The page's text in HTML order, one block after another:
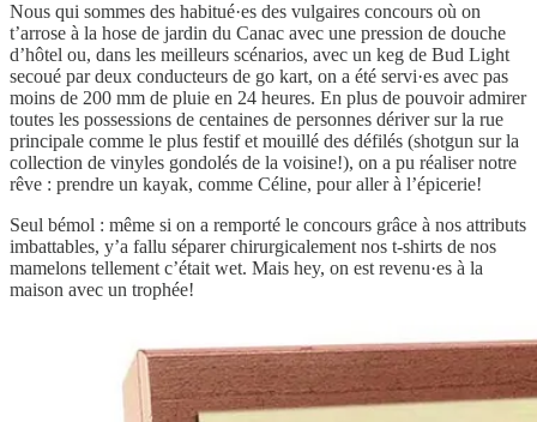
Nous qui sommes des habitué·es des vulgaires concours où on
t’arrose à la hose de jardin du Canac avec une pression de douche
d’hôtel ou, dans les meilleurs scénarios, avec un keg de Bud Light
secoué par deux conducteurs de go kart, on a été servi·es avec pas
moins de 200 mm de pluie en 24 heures. En plus de pouvoir admirer
toutes les possessions de centaines de personnes dériver sur la rue
principale comme le plus festif et mouillé des défilés (shotgun sur la
collection de vinyles gondolés de la voisine!), on a pu réaliser notre
rêve : prendre un kayak, comme Céline, pour aller à l’épicerie!
Seul bémol : même si on a remporté le concours grâce à nos attributs
imbattables, y’a fallu séparer chirurgicalement nos t-shirts de nos
mamelons tellement c’était wet. Mais hey, on est revenu·es à la
maison avec un trophée!